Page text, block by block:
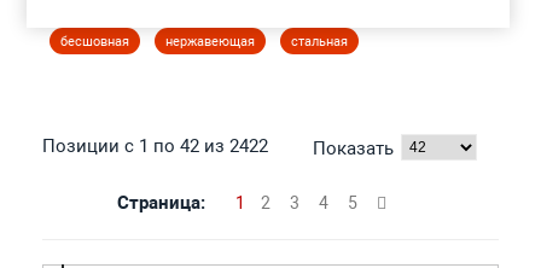
бесшовная нержавеющая стальная
Позиции с 1 по 42 из 2422 Показать
Страница: 1 2 3 4 5